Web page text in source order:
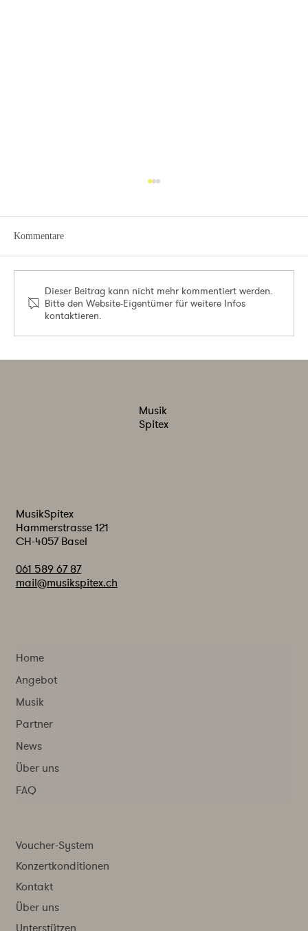
SynapsisNews: Die Musik Spitex bringt Live-
Kommentare
Dieser Beitrag kann nicht mehr kommentiert werden.
Bitte den Website-Eigentümer für weitere Infos
kontaktieren.
Musik
Spitex
MusikSpitex
Hammerstrasse 121
CH-4057 Basel
061 589 67 87
mail@musikspitex.ch
Home
Angebot
Musik
Partner
News
Über uns
FAQ
Voucher-System
Konzertkonditionen
Kontakt
Über uns
Unterstützen